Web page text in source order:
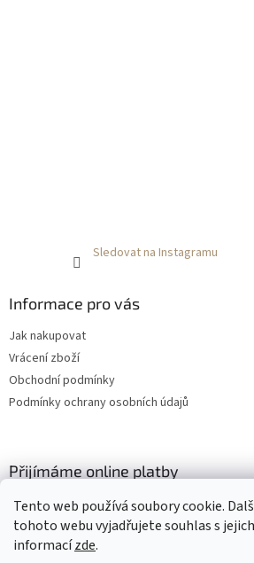
Tento web používá soubory cookie.
tohoto webu vyjadřujete souhlas s
informacízde.
Sledovat na Instagramu
Informace pro vás
Jak nakupovat
Vrácení zboží
Obchodní podmínky
Podmínky ochrany osobních údajů
Přijímáme online platby